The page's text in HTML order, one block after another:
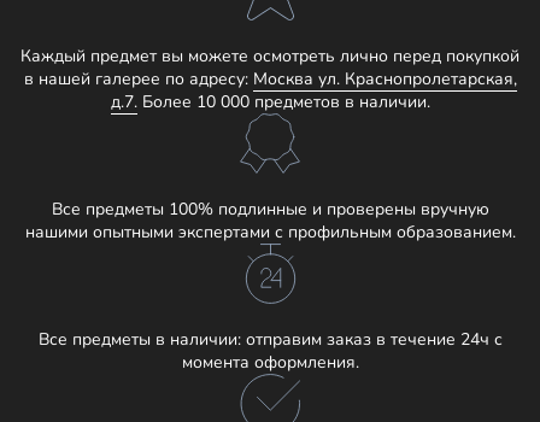
Каждый предмет вы можете осмотреть лично перед покупкой
в нашей галерее по адресу: Москва ул. Краснопролетарская,
д.7.Более 10 000 предметов в наличии.
Все предметы 100% подлинные и проверены вручную
нашими опытными экспертами с профильным образованием.
Все предметы в наличии: отправим заказ в течение 24ч с
момента оформления.